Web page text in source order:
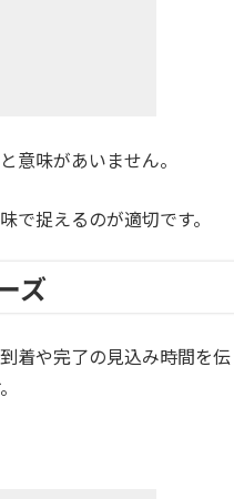
意味があいません。
捉えるのが適切です。
ズ
着や完了の見込み時間を伝